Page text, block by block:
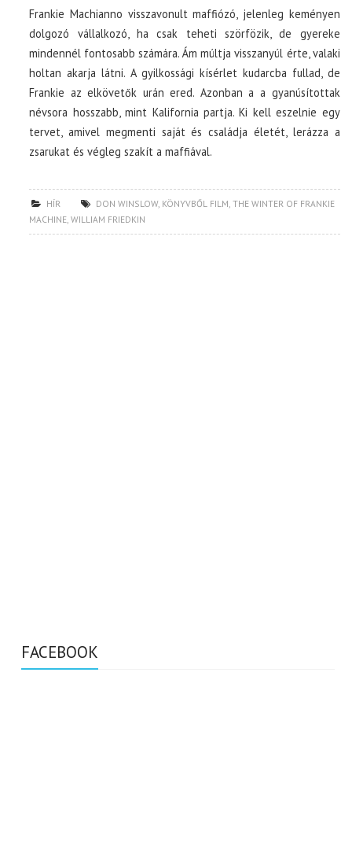
Frankie Machianno visszavonult maffiózó, jelenleg keményen
dolgozó vállalkozó, ha csak teheti szörfözik, de gyereke
mindennél fontosabb számára. Ám múltja visszanyúl érte, valaki
holtan akarja látni. A gyilkossági kísérlet kudarcba fullad, de
Frankie az elkövetők urán ered. Azonban a a gyanúsítottak
névsora hosszabb, mint Kalifornia partja. Ki kell eszelnie egy
tervet, amivel megmenti saját és családja életét, lerázza a
zsarukat és végleg szakít a maffiával.
HÍR DON WINSLOW, KÖNYVBŐL FILM,THE WINTER OF FRANKIE
MACHINE,WILLIAM FRIEDKIN
FACEBOOK